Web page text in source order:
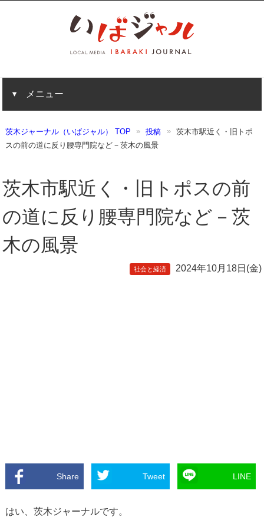
メニュー
茨木ジャーナル（いばジャル） TOP 投稿
茨木市駅近く・旧トポ
スの前の道に反り腰専門院など－茨木の風景
茨木市駅近く・旧トポスの前
の道に反り腰専門院など－茨
木の風景
社会と経済 2024年10月18日(金)
Share Tweet LINE
はい、茨木ジャーナルです。